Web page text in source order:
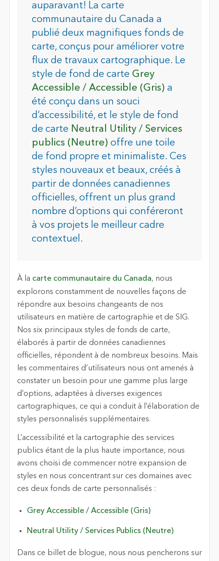
auparavant! La carte
communautaire du Canada a
publié deux magnifiques fonds de
carte, conçus pour améliorer votre
flux de travaux cartographique. Le
style de fond de carte Grey
Accessible / Accessible (Gris) a
été conçu dans un souci
d’accessibilité, et le style de fond
de carte Neutral Utility / Services
publics (Neutre) offre une toile
de fond propre et minimaliste. Ces
styles nouveaux et beaux, créés à
partir de données canadiennes
officielles, offrent un plus grand
nombre d’options qui conféreront
à vos projets le meilleur cadre
contextuel.
À la carte communautaire du Canada, nous
explorons constamment de nouvelles façons de
répondre aux besoins changeants de nos
utilisateurs en matière de cartographie et de SIG.
Nos six principaux styles de fonds de carte,
élaborés à partir de données canadiennes
officielles, répondent à de nombreux besoins. Mais
les commentaires d’utilisateurs nous ont amenés à
constater un besoin pour une gamme plus large
d’options, adaptées à diverses exigences
cartographiques, ce qui a conduit à l’élaboration de
styles personnalisés supplémentaires.
L’accessibilité et la cartographie des services
publics étant de la plus haute importance, nous
avons choisi de commencer notre expansion de
styles en nous concentrant sur ces domaines avec
ces deux fonds de carte personnalisés :
Grey Accessible / Accessible (Gris)
Neutral Utility / Services Publics (Neutre)
Dans ce billet de blogue, nous nous pencherons sur